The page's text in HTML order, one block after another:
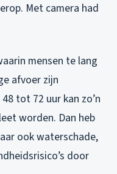
Met camera had
mensen te lang
afvoer zijn
tot 72 uur kan zo’n
worden. Dan heb
ook waterschade,
door